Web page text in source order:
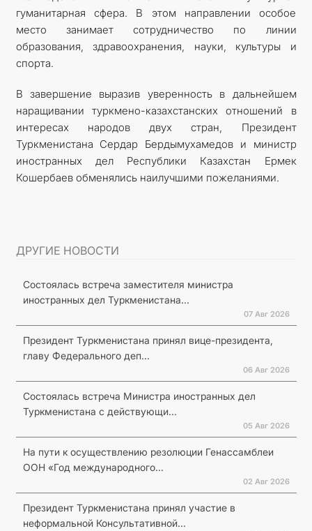
гуманитарная сфера. В этом направлении особое
место занимает сотрудничество по линии
образования, здравоохранения, науки, культуры и
спорта.
В завершение выразив уверенность в дальнейшем
наращивании туркмено-казахстанских отношений в
интересах народов двух стран, Президент
Туркменистана Сердар Бердымухамедов и министр
иностранных дел Республики Казахстан Ермек
Кошербаев обменялись наилучшими пожеланиями.
ДРУГИЕ НОВОСТИ
Состоялась встреча заместителя министра
иностранных дел Туркменистана...
07 Авг 2026
Президент Туркменистана принял вице-президента,
главу Федерального деп...
06 Авг 2026
Состоялась встреча Министра иностранных дел
Туркменистана с действующи...
05 Авг 2026
На пути к осуществлению резолюции Генассамблеи
ООН «Год международного...
02 Авг 2026
Президент Туркменистана принял участие в
неформальной Консультативной...